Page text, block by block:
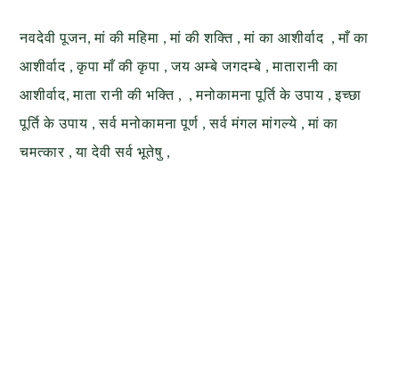
नवदेवी पूजन, मां की महिमा , मां की शक्ति , मां का आशीर्वाद , माँ का
आशीर्वाद , कृपा माँ की कृपा , जय अम्बे जगदम्बे , मातारानी का
आशीर्वाद, माता रानी की भक्ति , , मनोकामना पूर्ति के उपाय , इच्छा
पूर्ति के उपाय , सर्व मनोकामना पूर्ण , सर्व मंगल मांगल्ये , मां का
चमत्कार , या देवी सर्व भूतेषु ,